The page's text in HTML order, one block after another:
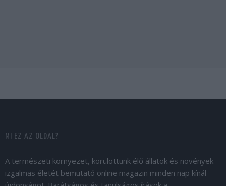
MI EZ AZ OLDAL?
A természeti környezet, körülöttünk élő állatok és növények
izgalmas életét bemutató online magazin minden nap kínál